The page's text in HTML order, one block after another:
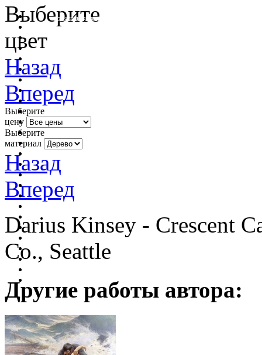
очистить фильтр цвета
Выберите
цвет
Назад
Вперед
Выберите
цену
Выберите
материал
Назад
Вперед
Darius Kinsey - Crescent
Co., Seattle
Другие работы автора: